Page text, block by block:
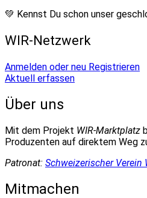
💚 Kennst Du schon unser
WIR-Netzwerk
Anmelden oder neu Registrieren
Aktuell erfassen
Über uns
Mit dem Projekt WIR-Marktplatz
Produzenten auf direktem Weg
Patronat: Schweizerischer Verein
Mitmachen